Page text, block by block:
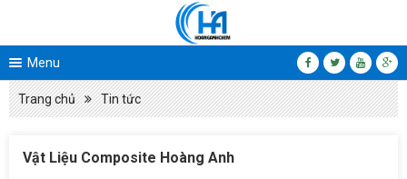
Menu
Trang chủ Tin tức
Vật Liệu Composite Hoàng Anh